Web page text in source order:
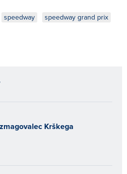
speedway speedway grand prix
Krškega